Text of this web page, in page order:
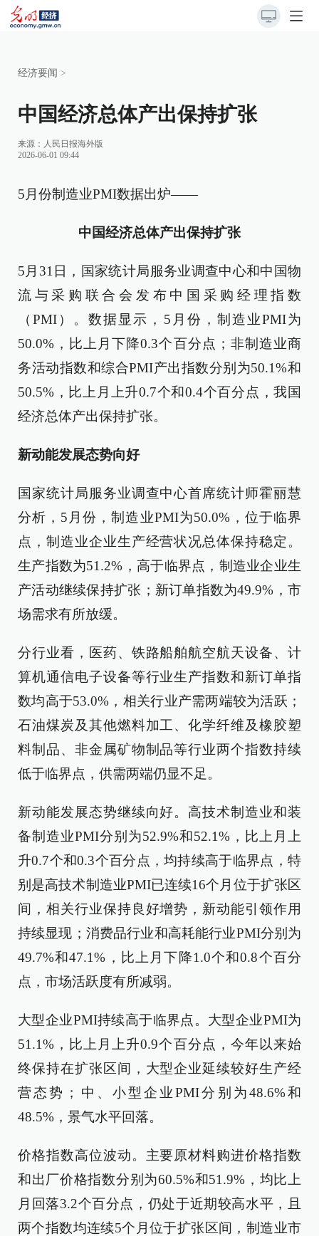
经济要闻 >
中国经济总体产出保持扩张
来源： 人民日报海外版
2026-06-01 09:44
5月份制造业PMI数据出炉——
中国经济总体产出保持扩张
5月31日，国家统计局服务业调查中心和中国物
流与采购联合会发布中国采购经理指数
（PMI）。数据显示，5月份，制造业PMI为
50.0%，比上月下降0.3个百分点；非制造业商
务活动指数和综合PMI产出指数分别为50.1%和
50.5%，比上月上升0.7个和0.4个百分点，我国
经济总体产出保持扩张。
新动能发展态势向好
国家统计局服务业调查中心首席统计师霍丽慧
分析，5月份，制造业PMI为50.0%，位于临界
点，制造业企业生产经营状况总体保持稳定。
生产指数为51.2%，高于临界点，制造业企业生
产活动继续保持扩张；新订单指数为49.9%，市
场需求有所放缓。
分行业看，医药、铁路船舶航空航天设备、计
算机通信电子设备等行业生产指数和新订单指
数均高于53.0%，相关行业产需两端较为活跃；
石油煤炭及其他燃料加工、化学纤维及橡胶塑
料制品、非金属矿物制品等行业两个指数持续
低于临界点，供需两端仍显不足。
新动能发展态势继续向好。高技术制造业和装
备制造业PMI分别为52.9%和52.1%，比上月上
升0.7个和0.3个百分点，均持续高于临界点，特
别是高技术制造业PMI已连续16个月位于扩张区
间，相关行业保持良好增势，新动能引领作用
持续显现；消费品行业和高耗能行业PMI分别为
49.7%和47.1%，比上月下降1.0个和0.8个百分
点，市场活跃度有所减弱。
大型企业PMI持续高于临界点。大型企业PMI为
51.1%，比上月上升0.9个百分点，今年以来始
终保持在扩张区间，大型企业延续较好生产经
营态势；中、小型企业PMI分别为48.6%和
48.5%，景气水平回落。
价格指数高位波动。主要原材料购进价格指数
和出厂价格指数分别为60.5%和51.9%，均比上
月回落3.2个百分点，仍处于近期较高水平，且
两个指数均连续5个月位于扩张区间，制造业市